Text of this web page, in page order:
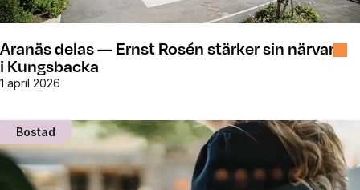
Aranäs delas — Ernst Rosén stärker sin närvaro
i Kungsbacka
1 april 2026
Bostad